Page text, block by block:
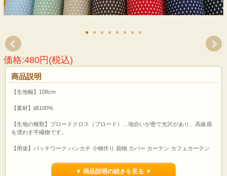
価格:480円(税込)
商品説明
【生地幅】108cm
【素材】綿100%
【生地の種類】ブロードクロス（ブロード）…地合いが密で光沢があり、高級感
を漂わす平織物です。
【用途】パッチワーク ハンカチ 小物作り 袋物 カバー カーテン カフェカーテン
フト 手芸キット 等
▼ 商品説明の続きを見る ▼